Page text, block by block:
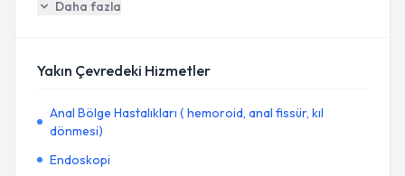
Daha fazla
Yakın Çevredeki Hizmetler
Anal Bölge Hastalıkları ( hemoroid, anal fissür, kıl
dönmesi)
Endoskopi